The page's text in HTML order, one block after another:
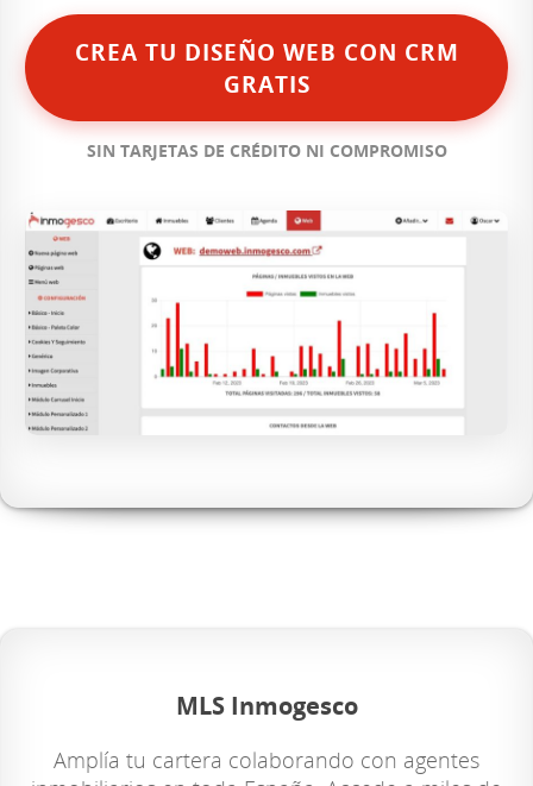
CREA TU DISEÑO WEB CON CRM
GRATIS
SIN TARJETAS DE CRÉDITO NI COMPROMISO
MLS Inmogesco
Amplía tu cartera colaborando con agentes